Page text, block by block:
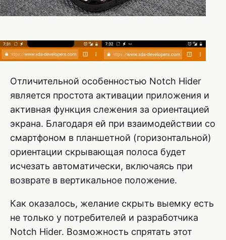
Отличительной особенностью Notch Hider
является простота активации приложения и
активная функция слежения за ориентацией
экрана. Благодаря ей при взаимодействии со
смартфоном в планшетной (горизонтальной)
ориентации скрывающая полоса будет
исчезать автоматически, включаясь при
возврате в вертикальное положение.
Как оказалось, желание скрыть выемку есть
не только у потребителей и разработчика
Notch Hider. Возможность спрятать этот